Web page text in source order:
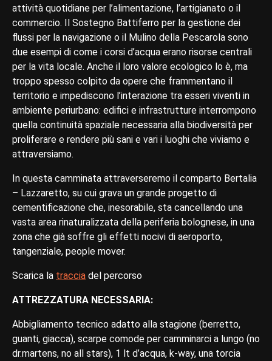
attività quotidiane per l’alimentazione, l’artigianato o il
commercio. Il Sostegno Battiferro per la gestione dei
flussi per la navigazione o il Mulino della Pescarola sono
due esempi di come i corsi d’acqua erano risorse centrali
per la vita locale. Anche il loro valore ecologico lo è, ma
troppo spesso colpito da opere che frammentano il
territorio e impediscono l’interazione tra esseri viventi in
ambiente periurbano: edifici e infrastrutture interrompono
quella continuità spaziale necessaria alla biodiversità per
proliferare e rendere più sani e vari i luoghi che viviamo e
attraversiamo.
In questa camminata attraverseremo il comparto Bertalia
– Lazzaretto, su cui grava un grande progetto di
cementificazione che, inesorabile, sta cancellando una
vasta area rinaturalizzata della periferia bolognese, in una
zona che già soffre gli effetti nocivi di aeroporto,
tangenziale, people mover.
Scarica la traccia del percorso
ATTREZZATURA NECESSARIA:
Abbigliamento tecnico adatto alla stagione (berretto,
guanti, giacca), scarpe comode per camminarci a lungo (no
dr.martens, no all stars), 1 lt d’acqua, k-way, una torcia